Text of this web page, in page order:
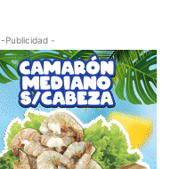
-Publicidad -